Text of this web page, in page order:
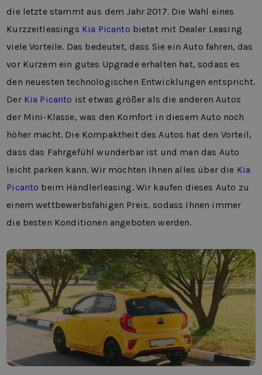
die letzte stammt aus dem Jahr 2017. Die Wahl eines
Kurzzeitleasings Kia Picanto bietet mit Dealer Leasing
viele Vorteile. Das bedeutet, dass Sie ein Auto fahren, das
vor Kurzem ein gutes Upgrade erhalten hat, sodass es
den neuesten technologischen Entwicklungen entspricht.
Der Kia Picanto ist etwas größer als die anderen Autos
der Mini-Klasse, was den Komfort in diesem Auto noch
höher macht. Die Kompaktheit des Autos hat den Vorteil,
dass das Fahrgefühl wunderbar ist und man das Auto
leicht parken kann. Wir möchten Ihnen alles über die Kia
Picanto beim Händlerleasing. Wir kaufen dieses Auto zu
einem wettbewerbsfähigen Preis, sodass Ihnen immer
die besten Konditionen angeboten werden.